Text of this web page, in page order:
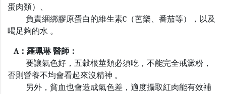
蛋肉類）、
負責綑綁膠原蛋白的維生素C （芭樂、番茄等），以及
喝足夠的水 。
A ：羅珮琳 醫師：
要讓氣色好，五穀根莖類必須吃，不能完全戒澱粉，
否則營養不均會看起來沒精神 。
另外，貧血也會造成氣色差，適度攝取紅肉能有效補